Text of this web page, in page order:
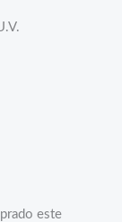
este